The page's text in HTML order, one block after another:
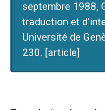
septembre 1988,
traduction et
Université de
230. [article]